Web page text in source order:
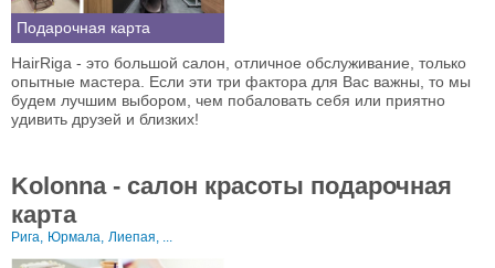
Подарочная карта
HairRiga - это большой салон, отличное обслуживание, только
опытные мастера. Если эти три фактора для Вас важны, то мы
будем лучшим выбором, чем побаловать себя или приятно
удивить друзей и близких!
Kolonna - салон красоты подарочная
карта
Рига, Юрмала, Лиепая, ...